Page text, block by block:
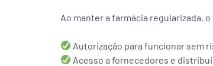
Ao manter a farmácia regularizada,
Autorização para funcionar sem
Acesso a fornecedores e